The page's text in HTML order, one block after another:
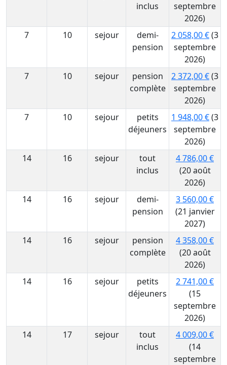
inclus
septembre
2026)
7
10 sejour
demi-
pension
2 058,00 €(3
septembre
2026)
7
10 sejour
pension
complète
2 372,00 €(3
septembre
2026)
7
10 sejour
petits
déjeuners
1 948,00 €(3
septembre
2026)
14
16 sejour
tout
inclus
4 786,00 €
(20 août
2026)
14
16 sejour
demi-
pension
3 560,00 €
(21 janvier
2027)
14
16 sejour
pension
complète
4 358,00 €
(20 août
2026)
14
16 sejour
petits
déjeuners
2 741,00 €
(15
septembre
2026)
14
17 sejour
tout
inclus
4 009,00 €
(14
septembre